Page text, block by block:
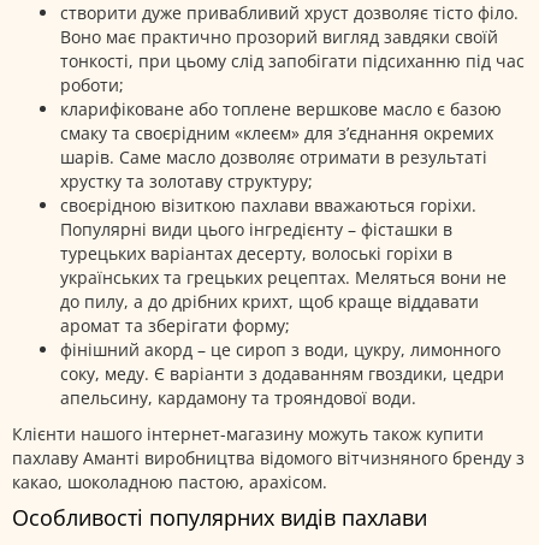
створити дуже привабливий хруст дозволяє тісто філо.
Воно має практично прозорий вигляд завдяки своїй
тонкості, при цьому слід запобігати підсиханню під час
роботи;
кларифіковане або топлене вершкове масло є базою
смаку та своєрідним «клеєм» для з’єднання окремих
шарів. Саме масло дозволяє отримати в результаті
хрустку та золотаву структуру;
своєрідною візиткою пахлави вважаються горіхи.
Популярні види цього інгредієнту – фісташки в
турецьких варіантах десерту, волоські горіхи в
українських та грецьких рецептах. Меляться вони не
до пилу, а до дрібних крихт, щоб краще віддавати
аромат та зберігати форму;
фінішний акорд – це сироп з води, цукру, лимонного
соку, меду. Є варіанти з додаванням гвоздики, цедри
апельсину, кардамону та трояндової води.
Клієнти нашого інтернет-магазину можуть також купити
пахлаву Аманті виробництва відомого вітчизняного бренду з
какао, шоколадною пастою, арахісом.
Особливості популярних видів пахлави